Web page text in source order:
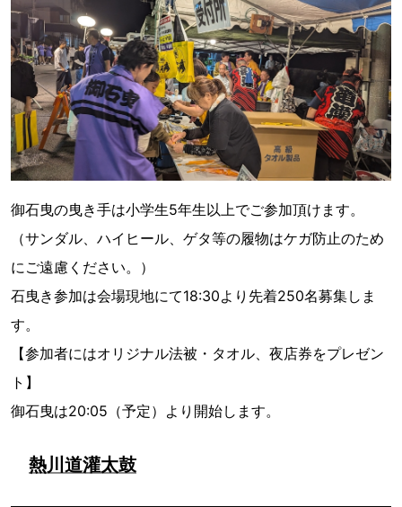
御石曳の曳き手は小学生5年生以上でご参加頂けます。
（サンダル、ハイヒール、ゲタ等の履物はケガ防止のため
にご遠慮ください。）
石曳き参加は会場現地にて18:30より先着250名募集しま
す。
【参加者にはオリジナル法被・タオル、夜店券をプレゼン
ト】
御石曳は20:05（予定）より開始します。
熱川道灌太鼓